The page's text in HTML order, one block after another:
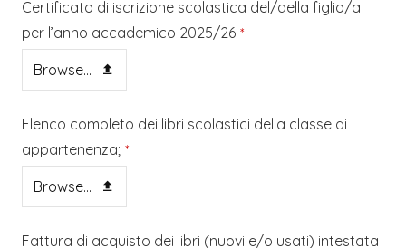
Certificato di iscrizione scolastica del/della figlio/a
per l’anno accademico 2025/26 *
Browse...
Elenco completo dei libri scolastici della classe di
appartenenza; *
Browse...
Fattura di acquisto dei libri (nuovi e/o usati) intestata